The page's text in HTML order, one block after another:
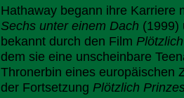
Hathaway begann ihre Karriere
Sechs unter einem Dach (1999)
bekannt durch den Film
dem sie eine unscheinbare
Thronerbin eines europäischen
der Fortsetzung Plötzlich